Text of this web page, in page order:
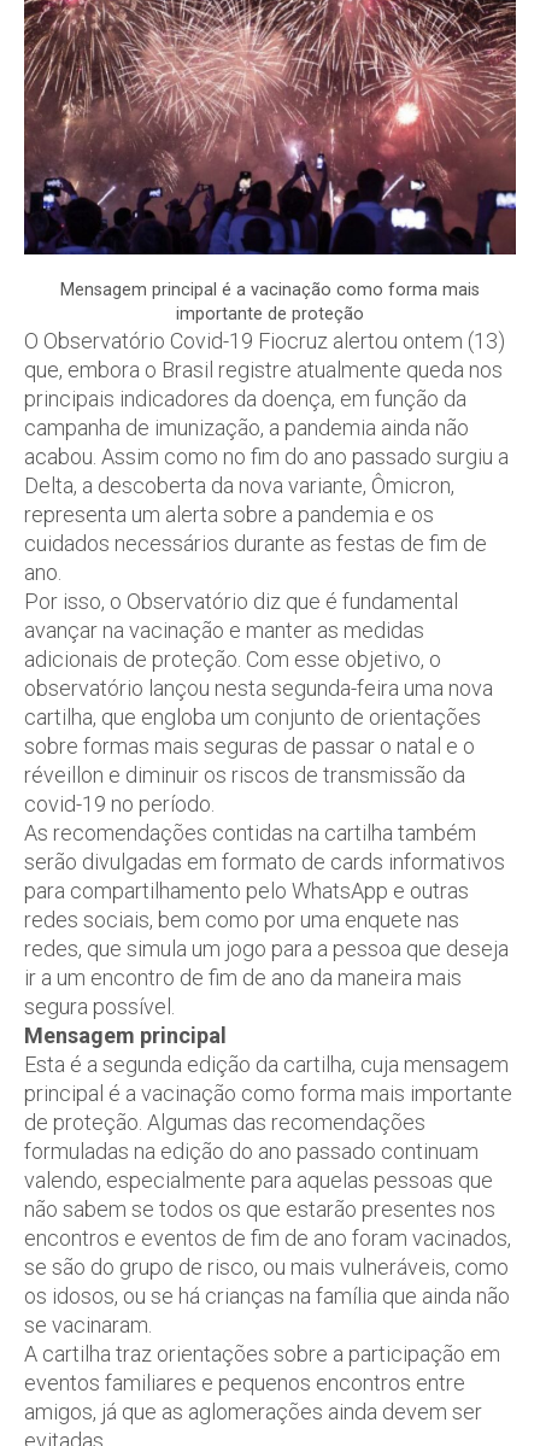
Mensagem principal é a vacinação como forma mais
importante de proteção
O Observatório Covid-19 Fiocruz alertou ontem (13)
que, embora o Brasil registre atualmente queda nos
principais indicadores da doença, em função da
campanha de imunização, a pandemia ainda não
acabou. Assim como no fim do ano passado surgiu a
Delta, a descoberta da nova variante, Ômicron,
representa um alerta sobre a pandemia e os
cuidados necessários durante as festas de fim de
ano.
Por isso, o Observatório diz que é fundamental
avançar na vacinação e manter as medidas
adicionais de proteção. Com esse objetivo, o
observatório lançou nesta segunda-feira uma nova
cartilha, que engloba um conjunto de orientações
sobre formas mais seguras de passar o natal e o
réveillon e diminuir os riscos de transmissão da
covid-19 no período.
As recomendações contidas na cartilha também
serão divulgadas em formato de cards informativos
para compartilhamento pelo WhatsApp e outras
redes sociais, bem como por uma enquete nas
redes, que simula um jogo para a pessoa que deseja
ir a um encontro de fim de ano da maneira mais
segura possível.
Mensagem principal
Esta é a segunda edição da cartilha, cuja mensagem
principal é a vacinação como forma mais importante
de proteção. Algumas das recomendações
formuladas na edição do ano passado continuam
valendo, especialmente para aquelas pessoas que
não sabem se todos os que estarão presentes nos
encontros e eventos de fim de ano foram vacinados,
se são do grupo de risco, ou mais vulneráveis, como
os idosos, ou se há crianças na família que ainda não
se vacinaram.
A cartilha traz orientações sobre a participação em
eventos familiares e pequenos encontros entre
amigos, já que as aglomerações ainda devem ser
evitadas.